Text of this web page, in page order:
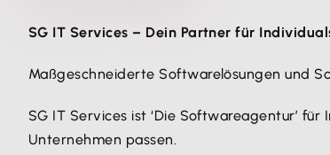
SG IT Services – Dein Partner für
Maßgeschneiderte Softwarelösungen und
SG IT Services ist ‘Die Softwareagentur’
Unternehmen passen.